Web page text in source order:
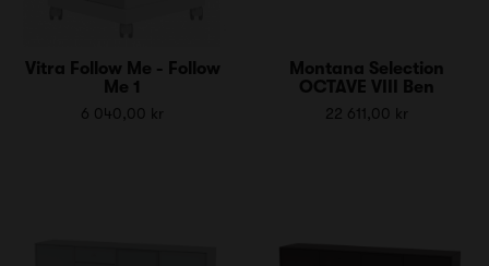
Vitra Follow Me - Follow
Me 1
6 040,00 kr
Montana Selection
OCTAVE VIII Ben
22 611,00 kr